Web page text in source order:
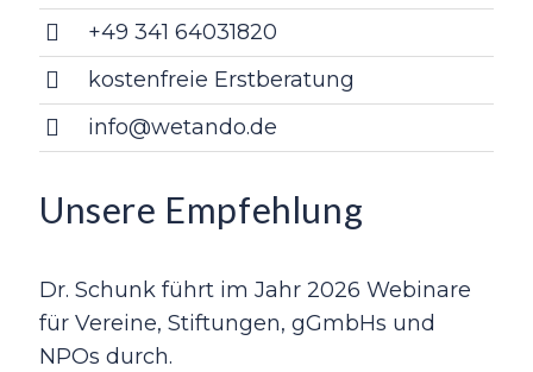
+49 341 64031820
kostenfreie Erstberatung
info@wetando.de
Unsere Empfehlung
Dr. Schunk führt im Jahr 2026 Webinare
für Vereine, Stiftungen, gGmbHs und
NPOs durch.